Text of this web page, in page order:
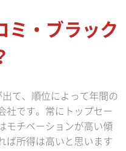
ミ・ブラック
て、順位によって年間の
社です。常にトップセー
モチベーションが高い傾
ば所得は高いと思います